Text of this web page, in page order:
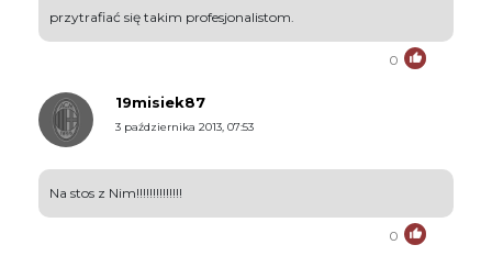
przytrafiać się takim profesjonalistom.
0
19misiek87
3 października 2013, 07:53
Na stos z Nim!!!!!!!!!!!!!!
0